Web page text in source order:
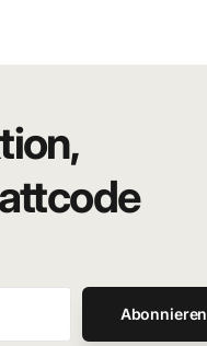
Abonnieren